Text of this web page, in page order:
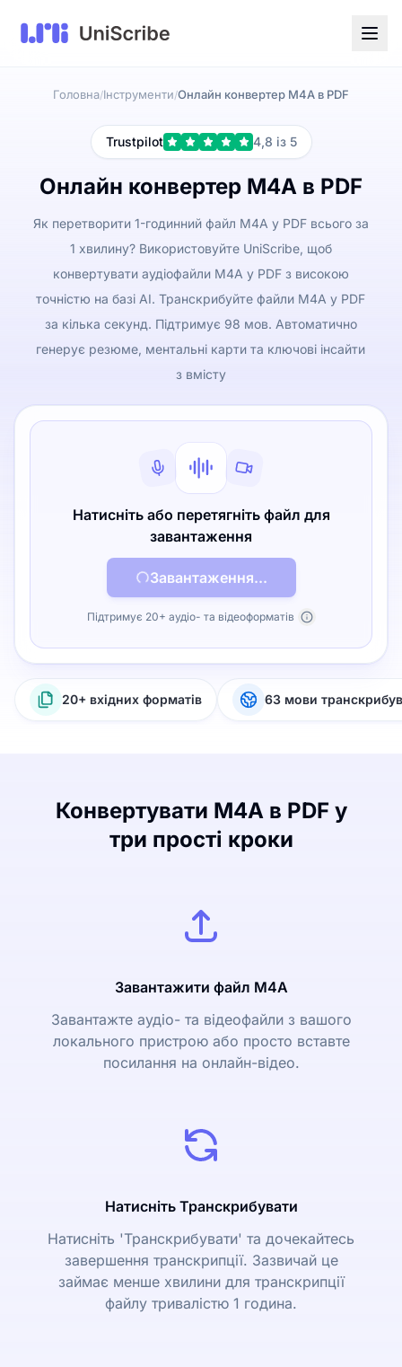
Головна/Інструменти/Онлайн конвертер M4A в PDF
Trustpilot 4,8 із 5
Онлайн конвертер M4A в PDF
Як перетворити 1-годинний файл M4A у PDF всього за
1 хвилину? Використовуйте UniScribe, щоб
конвертувати аудіофайли M4A у PDF з високою
точністю на базі AI. Транскрибуйте файли M4A у PDF
за кілька секунд. Підтримує 98 мов. Автоматично
генерує резюме, ментальні карти та ключові інсайти
з вмісту
Натисніть або перетягніть файл для
завантаження
Завантаження...
Підтримує 20+ аудіо- та відеоформатів
20+ вхідних форматів 63 мови
Конвертувати M4A в PDF у
три прості кроки
Завантажити файл M4A
Завантажте аудіо- та відеофайли з вашого
локального пристрою або просто вставте
посилання на онлайн-відео.
Натисніть Транскрибувати
Натисніть 'Транскрибувати' та дочекайтесь
завершення транскрипції. Зазвичай це
займає менше хвилини для транскрипції
файлу тривалістю 1 година.